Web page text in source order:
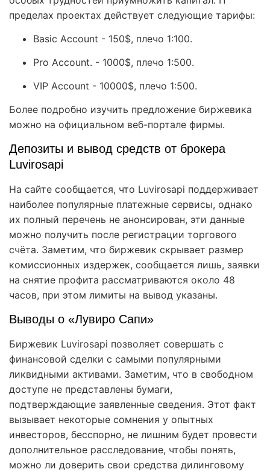
пределах проектах действует следующие тарифы:
Basic Account - 150$, плечо 1:100.
Pro Account. - 1000$, плечо 1:500.
VIP Account - 10000$, плечо 1:500.
Более подробно изучить предложение биржевика
можно на официальном веб-портале фирмы.
Депозиты и вывод средств от брокера
Luvirosapi
На сайте сообщается, что Luvirosapi поддерживает
наиболее популярные платежные сервисы, однако
их полный перечень не анонсирован, эти данные
можно получить после регистрации торгового
счёта. Заметим, что биржевик скрывает размер
комиссионных издержек, сообщается лишь, заявки
на снятие профита рассматриваются около 48
часов, при этом лимиты на вывод указаны.
Выводы о «Лувиро Сапи»
Биржевик Luvirosapi позволяет совершать с
финансовой сделки с самыми популярными
ликвидными активами. Заметим, что в свободном
доступе не представлены бумаги,
подтверждающие заявленные сведения. Этот факт
вызывает некоторые сомнения у опытных
инвесторов, бесспорно, не лишним будет провести
дополнительное расследование, чтобы понять,
можно ли доверить свои средства дилинговому